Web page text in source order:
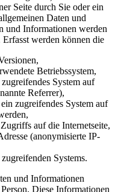
Seite durch Sie oder ein
Daten und
und Informationen werden
werden können die
Betriebssystem,
System auf
Referrer),
zugreifendes System auf
auf die Internetseite,
(anonymisierte IP-
Systems.
und Informationen
Diese Informationen